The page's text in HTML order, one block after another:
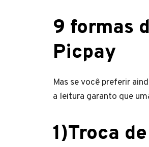
9 formas
Picpay
Mas se você preferir
a leitura garanto que
1)Troca